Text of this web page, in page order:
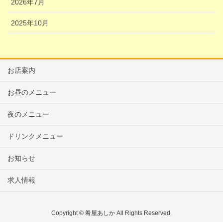
2026年7月
2025年10月
お店案内
お昼のメニュー
夜のメニュー
ドリンクメニュー
お知らせ
求人情報
Copyright © 肴屋あしか All Rights Reserved.